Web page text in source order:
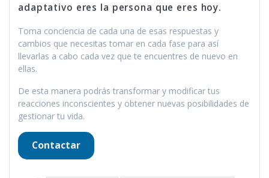
adaptativo eres la persona que eres hoy.
Toma conciencia de cada una de esas respuestas y
cambios que necesitas tomar en cada fase para así
llevarlas a cabo cada vez que te encuentres de nuevo en
ellas.
De esta manera podrás transformar y modificar tus
reacciones inconscientes y obtener nuevas posibilidades de
gestionar tu vida.
Contactar